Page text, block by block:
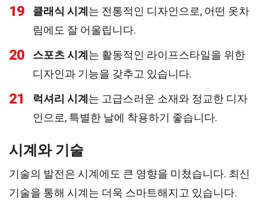
19 클래식 시계 는 전통적인 디자인으로, 어떤 옷차
림에도 잘 어울립니다.
20 스포츠 시계 는 활동적인 라이프스타일을 위한
디자인과 기능을 갖추고 있습니다.
21 럭셔리 시계 는 고급스러운 소재와 정교한 디자
인으로, 특별한 날에 착용하기 좋습니다.
시계와 기술
기술의 발전은 시계에도 큰 영향을 미쳤습니다. 최신
기술을 통해 시계는 더욱 스마트해지고 있습니다.